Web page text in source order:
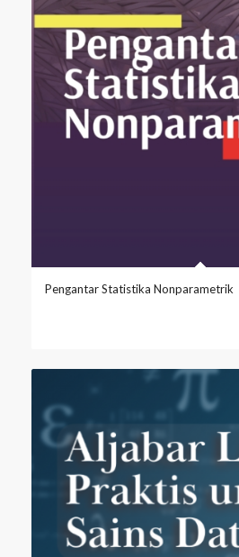
Pengantar Statistika Nonparametrik